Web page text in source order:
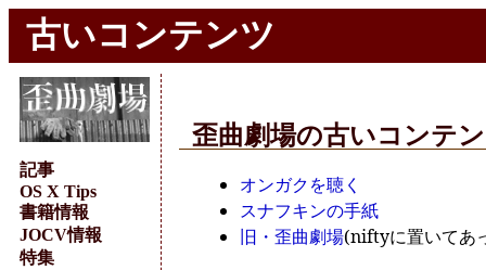
古いコンテンツ
記事
OS X Tips
書籍情報
JOCV情報
特集
歪曲劇場の古いコンテ
オンガクを聴く
スナフキンの手紙
旧・歪曲劇場(niftyに置いてあ